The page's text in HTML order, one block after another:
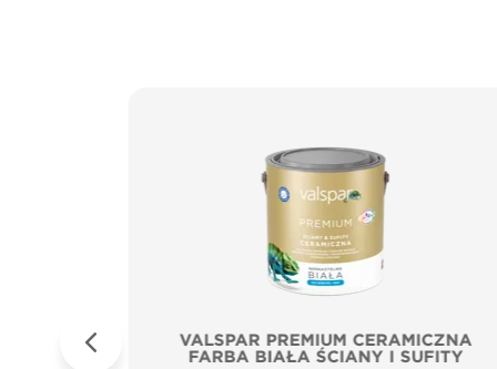
VALSPAR PREMIUM CERAMICZNA
FARBA BIAŁA ŚCIANY I SUFITY